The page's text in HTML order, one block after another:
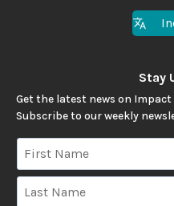
Stay
Get the latest news on
Subscribe to our weekly